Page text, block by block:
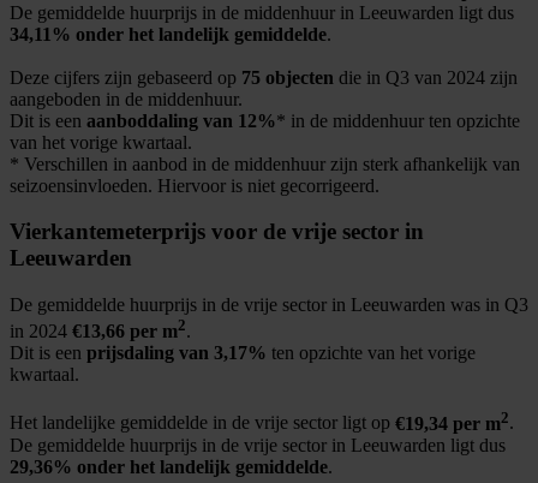
De gemiddelde huurprijs in de middenhuur in Leeuwarden ligt dus
34,11% onder het landelijk gemiddelde.
Deze cijfers zijn gebaseerd op 75 objecten die in Q3 van 2024 zijn
aangeboden in de middenhuur.
Dit is een aanboddaling van 12%* in de middenhuur ten opzichte
van het vorige kwartaal.
* Verschillen in aanbod in de middenhuur zijn sterk afhankelijk van
seizoensinvloeden. Hiervoor is niet gecorrigeerd.
Vierkantemeterprijs voor de vrije sector in
Leeuwarden
De gemiddelde huurprijs in de vrije sector in Leeuwarden was in Q3
in 2024 €13,66 per m2.
Dit is een prijsdaling van 3,17% ten opzichte van het vorige
kwartaal.
Het landelijke gemiddelde in de vrije sector ligt op €19,34 per m2.
De gemiddelde huurprijs in de vrije sector in Leeuwarden ligt dus
29,36% onder het landelijk gemiddelde.